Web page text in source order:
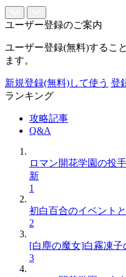
ユーザー登録のご案内
ユーザー登録(無料)するこ
ます。
新規登録(無料)して使う 登
ランキング
攻略記事
Q&A
ロマン開花学園の投
新
1
初白百合のイベント
2
[白塵の魔女]白霧凍子
3